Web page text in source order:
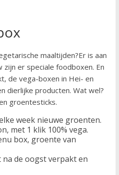
maaltijden?Er is aan
er speciale foodboxen. En
de vega-boxen in Hei- en
dierlijke producten. Wat wel?
groentesticks.
week nieuwe groenten.
met 1 klik 100% vega.
box, groente van
na de oogst verpakt en